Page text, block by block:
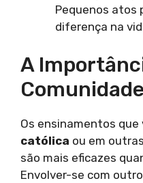
Pequenos atos
diferença na
A
Comunidade
Os ensinamentos que
católica ou em
são mais eficazes
Envolver-se com